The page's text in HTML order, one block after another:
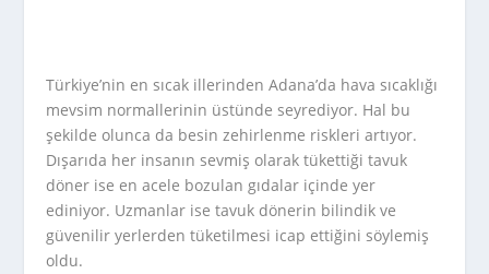
Türkiye’nin en sıcak illerinden Adana’da hava sıcaklığı
mevsim normallerinin üstünde seyrediyor. Hal bu
şekilde olunca da besin zehirlenme riskleri artıyor.
Dışarıda her insanın sevmiş olarak tükettiği tavuk
döner ise en acele bozulan gıdalar içinde yer
ediniyor. Uzmanlar ise tavuk dönerin bilindik ve
güvenilir yerlerden tüketilmesi icap ettiğini söylemiş
oldu.